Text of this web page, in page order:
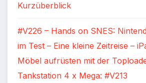
Kurzüberblick
#V226 – Hands on SNES:
im Test – Eine kleine Zeitreise –
Möbel aufrüsten mit der
Tankstation 4 x Mega: #V213